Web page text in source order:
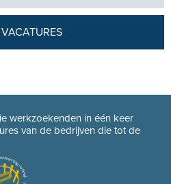
werkzoekenden in één keer
van de bedrijven die tot de